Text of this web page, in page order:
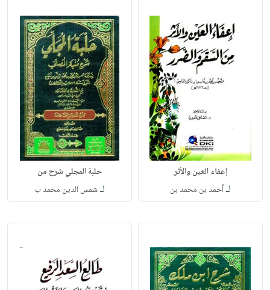
إعفاء العين والأثر
لـأحمد بن محمد بن
حلبة المجلي شرح من
لـشمس الدين محمد ب